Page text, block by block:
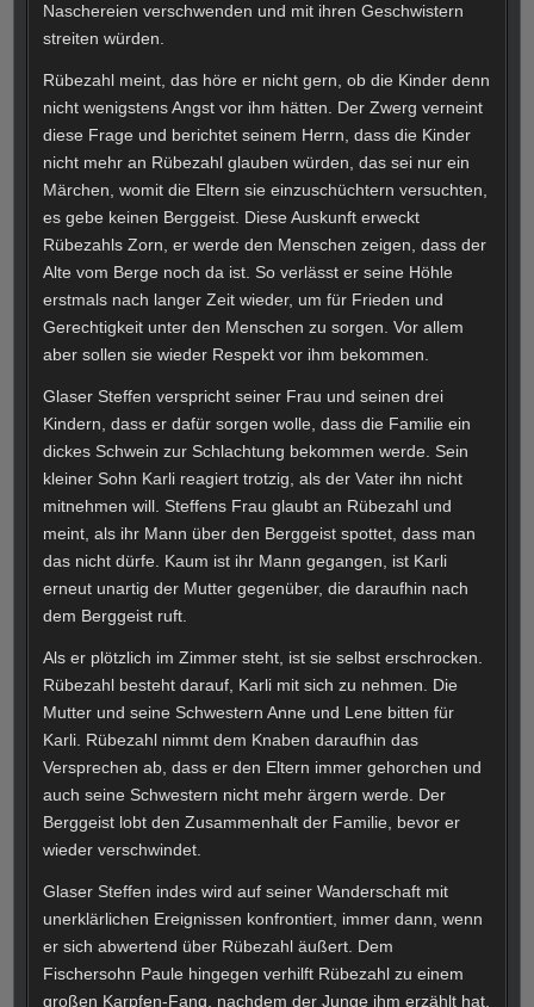
Naschereien verschwenden und mit ihren Geschwistern
streiten würden.
Rübezahl meint, das höre er nicht gern, ob die Kinder denn
nicht wenigstens Angst vor ihm hätten. Der Zwerg verneint
diese Frage und berichtet seinem Herrn, dass die Kinder
nicht mehr an Rübezahl glauben würden, das sei nur ein
Märchen, womit die Eltern sie einzuschüchtern versuchten,
es gebe keinen Berggeist. Diese Auskunft erweckt
Rübezahls Zorn, er werde den Menschen zeigen, dass der
Alte vom Berge noch da ist. So verlässt er seine Höhle
erstmals nach langer Zeit wieder, um für Frieden und
Gerechtigkeit unter den Menschen zu sorgen. Vor allem
aber sollen sie wieder Respekt vor ihm bekommen.
Glaser Steffen verspricht seiner Frau und seinen drei
Kindern, dass er dafür sorgen wolle, dass die Familie ein
dickes Schwein zur Schlachtung bekommen werde. Sein
kleiner Sohn Karli reagiert trotzig, als der Vater ihn nicht
mitnehmen will. Steffens Frau glaubt an Rübezahl und
meint, als ihr Mann über den Berggeist spottet, dass man
das nicht dürfe. Kaum ist ihr Mann gegangen, ist Karli
erneut unartig der Mutter gegenüber, die daraufhin nach
dem Berggeist ruft.
Als er plötzlich im Zimmer steht, ist sie selbst erschrocken.
Rübezahl besteht darauf, Karli mit sich zu nehmen. Die
Mutter und seine Schwestern Anne und Lene bitten für
Karli. Rübezahl nimmt dem Knaben daraufhin das
Versprechen ab, dass er den Eltern immer gehorchen und
auch seine Schwestern nicht mehr ärgern werde. Der
Berggeist lobt den Zusammenhalt der Familie, bevor er
wieder verschwindet.
Glaser Steffen indes wird auf seiner Wanderschaft mit
unerklärlichen Ereignissen konfrontiert, immer dann, wenn
er sich abwertend über Rübezahl äußert. Dem
Fischersohn Paule hingegen verhilft Rübezahl zu einem
großen Karpfen-Fang, nachdem der Junge ihm erzählt hat,